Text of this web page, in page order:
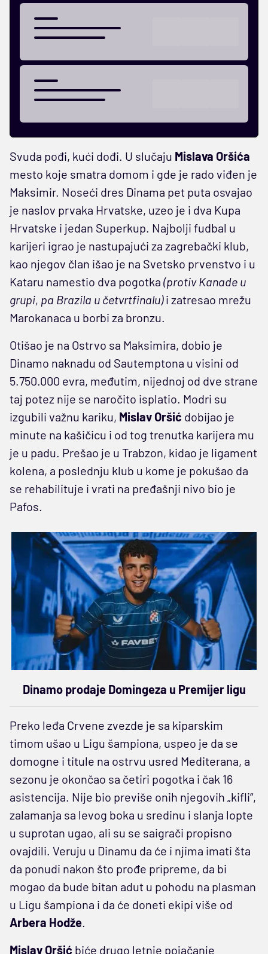
Svuda pođi, kući dođi. U slučaju Mislava Oršića
mesto koje smatra domom i gde je rado viđen je
Maksimir. Noseći dres Dinama pet puta osvajao
je naslov prvaka Hrvatske, uzeo je i dva Kupa
Hrvatske i jedan Superkup. Najbolji fudbal u
karijeri igrao je nastupajući za zagrebački klub,
kao njegov član išao je na Svetsko prvenstvo i u
Kataru namestio dva pogotka (protiv Kanade u
grupi, pa Brazila u četvrtfinalu)i zatresao mrežu
Marokanaca u borbi za bronzu.
Otišao je na Ostrvo sa Maksimira, dobio je
Dinamo naknadu od Sautemptona u visini od
5.750.000 evra, međutim, nijednoj od dve strane
taj potez nije se naročito isplatio. Modri su
izgubili važnu kariku, Mislav Oršić dobijao je
minute na kašičicu i od tog trenutka karijera mu
je u padu. Prešao je u Trabzon, kidao je ligament
kolena, a poslednju klub u kome je pokušao da
se rehabilituje i vrati na pređašnji nivo bio je
Pafos.
Dinamo prodaje Domingeza u Premijer ligu
Preko leđa Crvene zvezde je sa kiparskim
timom ušao u Ligu šampiona, uspeo je da se
domogne i titule na ostrvu usred Mediterana, a
sezonu je okončao sa četiri pogotka i čak 16
asistencija. Nije bio previše onih njegovih „kifli“,
zalamanja sa levog boka u sredinu i slanja lopte
u suprotan ugao, ali su se saigrači propisno
ovajdili. Veruju u Dinamu da će i njima imati šta
da ponudi nakon što prođe pripreme, da bi
mogao da bude bitan adut u pohodu na plasman
u Ligu šampiona i da će doneti ekipi više od
Arbera Hodže.
Mislav Oršić biće drugo letnje pojačanje